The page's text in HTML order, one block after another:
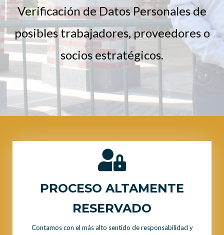
Verificación de Datos Personales de
posibles trabajadores, proveedores o
socios estratégicos.
PROCESO ALTAMENTE
RESERVADO
Contamos con el más alto sentido de responsabilidad y